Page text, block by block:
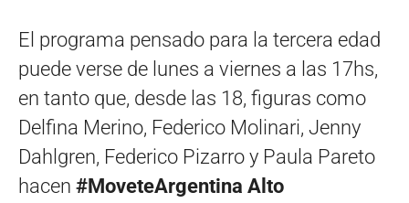
El programa pensado para la tercera edad
puede verse de lunes a viernes a las 17hs,
en tanto que, desde las 18, figuras como
Delfina Merino, Federico Molinari, Jenny
Dahlgren, Federico Pizarro y Paula Pareto
hacen #MoveteArgentina Alto